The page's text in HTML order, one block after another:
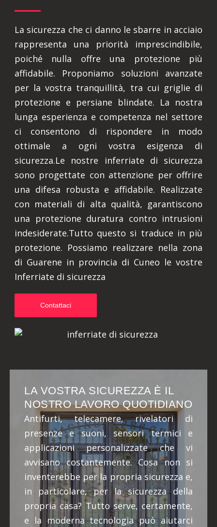
La sicurezza che ci danno le sbarre in acciaio
rappresenta una priorità imprescindibile,
poiché nulla offre una protezione più
affidabile. Proponiamo soluzioni avanzate
per la vostra tranquillità, tra cui griglie di
protezione e persiane blindate. La nostra
lunga esperienza e competenza nel settore
ci consentono di rispondere in modo
ottimale a ogni vostra esigenza di
sicurezza.Le nostre inferriate di sicurezza
sono progettate con attenzione per offrire
una difesa robusta e affidabile. Realizzate
con materiali di alta qualità, garantiscono
una protezione duratura contro intrusioni
indesiderate.Tutto questo si traduce in più
protezione. Possiamo realizzare nella zona
di Guarene in provincia di Cuneo le vostre
Inferriate di sicurezza
Contattaci
LA VOSTRA SICUREZZA È IL
NOSTRO LAVORO QUOTIDIANO
Antifurti, telecamere, rivelatori di
presenze e suoni, sensori termici e
applicazioni personalizzate che vi
avvisano costantemente. Cosa non si
inventerebbe per la propria sicurezza e,
in particolare, per la sicurezza della
propria casa? Tutto serve, certamente,
e la moderna tecnologia può aiutarci